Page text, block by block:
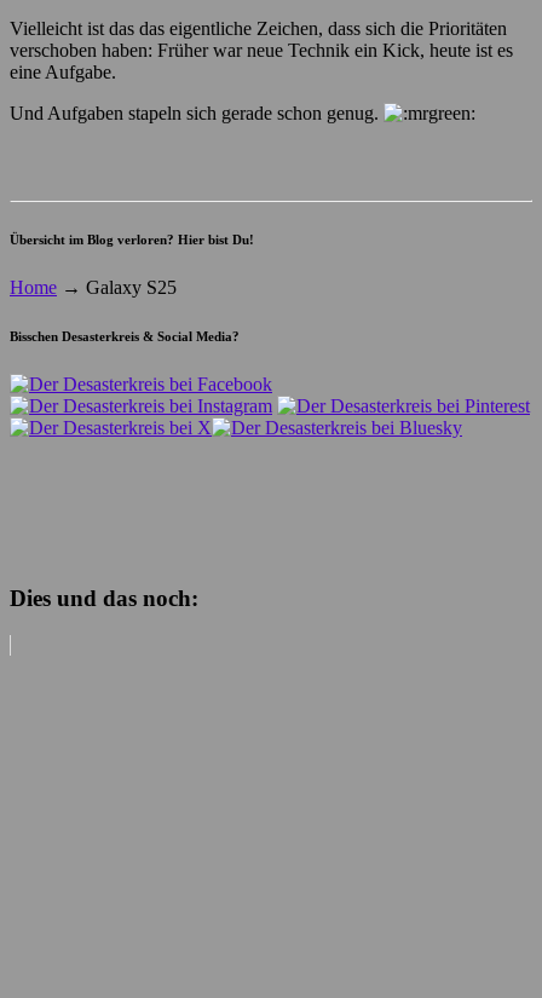
Vielleicht ist das das eigentliche Zeichen, dass sich die Prioritäten
verschoben haben: Früher war neue Technik ein Kick, heute ist es
eine Aufgabe.
Und Aufgaben stapeln sich gerade schon genug.
Übersicht im Blog verloren? Hier bist Du!
Home → Galaxy S25
Bisschen Desasterkreis & Social Media?
Dies und das noch: